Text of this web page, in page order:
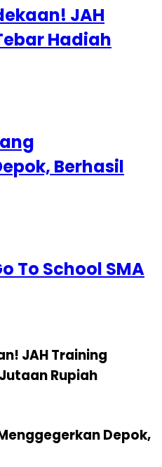
JAH
Hadiah
Berhasil
To School SMA
JAH Training
Rupiah
Depok,